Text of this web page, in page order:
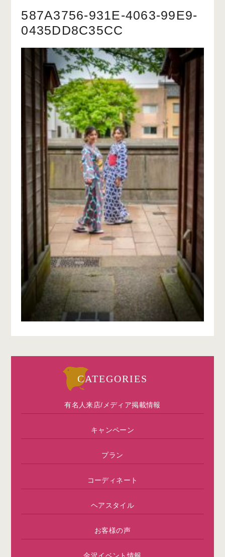
587A3756-931E-4063-99E9-
0435DD8C35CC
CATEGORIES
有名人来店/メディア掲載情報
キャンペーン
プラン
コーディネート
ヘアスタイル
お客様の声
金沢イベント情報